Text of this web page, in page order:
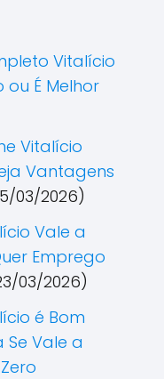
Vitalício
É Melhor
Vitalício
Vantagens
03/2026)
Vale a
Emprego
03/2026)
é Bom
Se Vale a